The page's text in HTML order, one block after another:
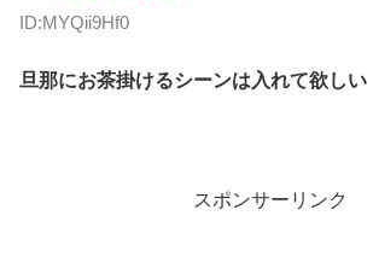
ID:MYQii9Hf0
旦那にお茶掛けるシーンは入れて欲しい
スポンサーリンク